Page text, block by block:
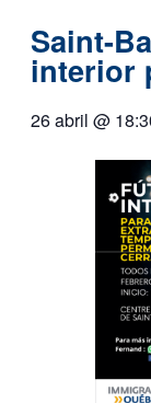
Saint-
interior
26 abril @